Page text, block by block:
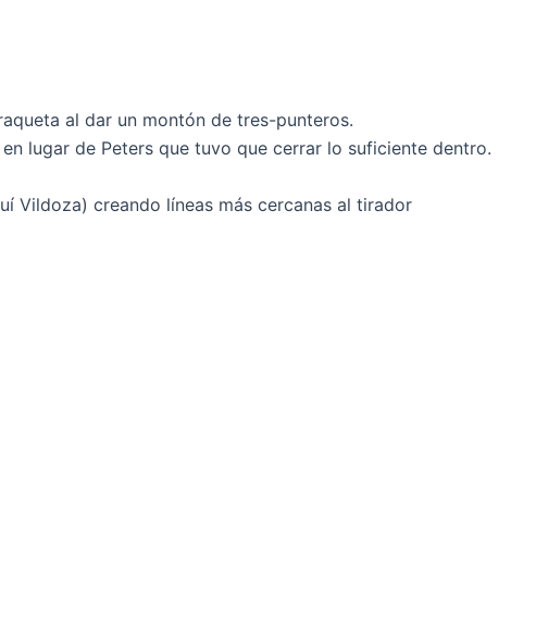
al dar un montón de tres-punteros.
lugar de Peters que tuvo que cerrar lo suficiente dentro.
Vildoza) creando líneas más cercanas al tirador